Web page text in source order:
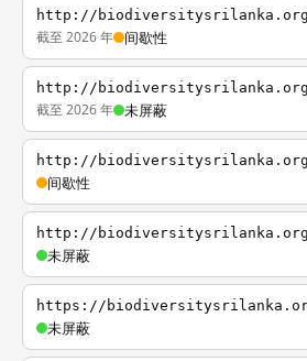
http://
截至 2026 年 间歇性
http://
截至 2026 年 未屏蔽
http://biodiversitysrilanka.org/
间歇性
http://
未屏蔽
https://
未屏蔽